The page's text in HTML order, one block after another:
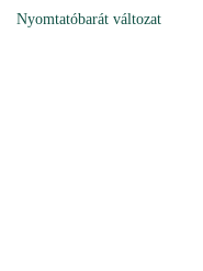
Nyomtatóbarát változat